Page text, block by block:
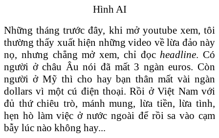
Hình AI
Những tháng trước đây, khi mở youtube xem, tôi
thường thấy xuất hiện những video về lừa đảo này
nọ, nhưng chẳng mở xem, chỉ đọcheadline. Có
người ở châu Âu nói đã mất 3 ngàn euros. Còn
người ở Mỹ thì cho hay bạn thân mất vài ngàn
dollars vì một cú điện thoại. Rồi ở Việt Nam với
đủ thứ chiêu trò, mánh mung, lừa tiền, lừa tình,
hẹn hò làm việc ở nước ngoài để rồi sa vào cạm
bẫy lúc nào không hay...